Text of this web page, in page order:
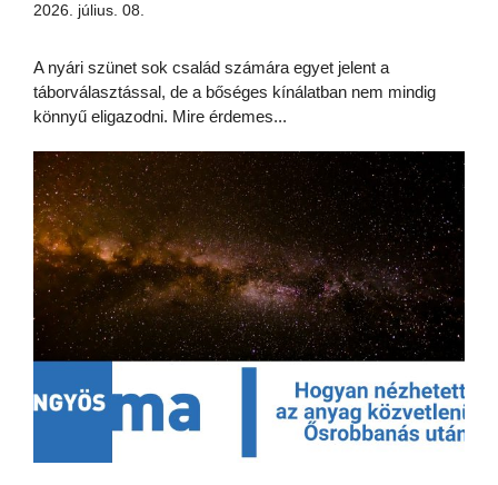
2026. július. 08.
A nyári szünet sok család számára egyet jelent a
táborválasztással, de a bőséges kínálatban nem mindig
könnyű eligazodni. Mire érdemes...